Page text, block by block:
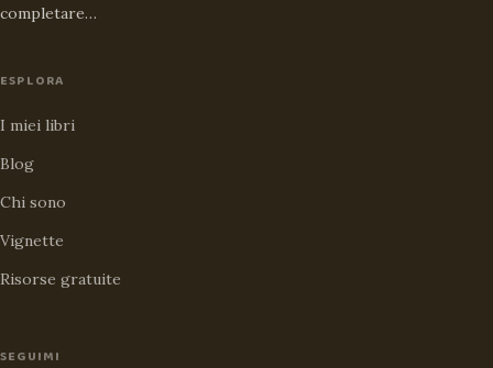
completare…
ESPLORA
I miei libri
Blog
Chi sono
Vignette
Risorse gratuite
SEGUIMI